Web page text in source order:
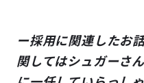
ー採用に関連したお
関してはシュガーさ